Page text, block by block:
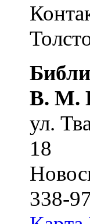
В. М.
ул.
18
338-